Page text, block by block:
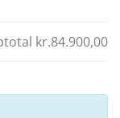
kr.84.900,00